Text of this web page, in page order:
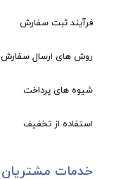
فرآیند ثبت سفارش
روش های ارسال سفارش
شیوه های پرداخت
استفاده از تخفیف
خدمات مشتریان